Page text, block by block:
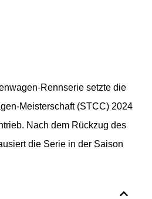
Rennserie setzte die
Meisterschaft (STCC) 2024
Nach dem Rückzug des
die Serie in der Saison